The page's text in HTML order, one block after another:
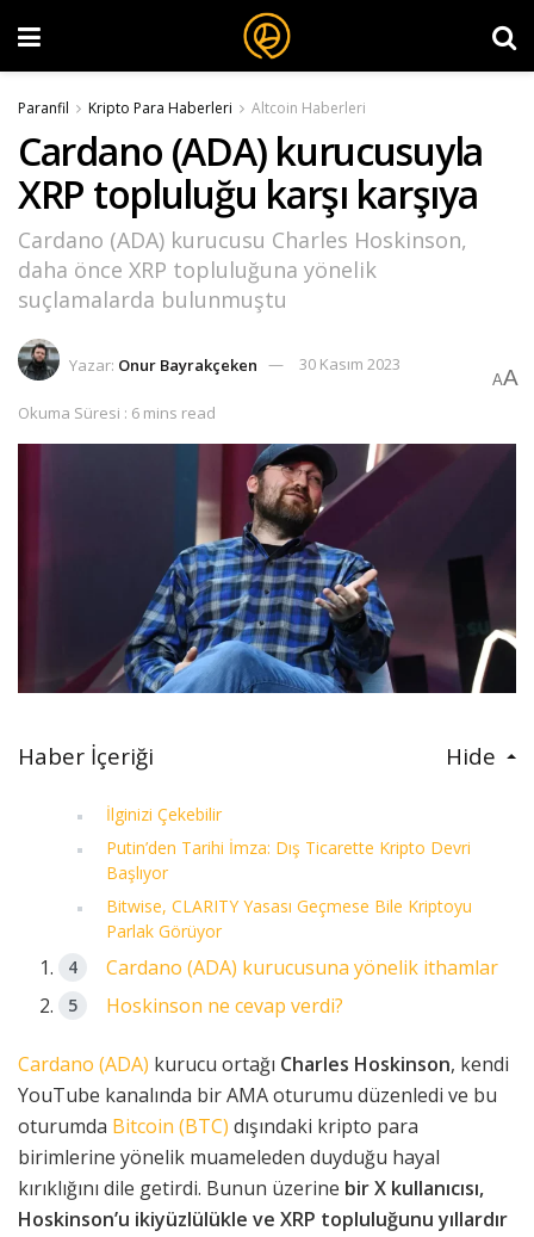
Paranfil Kripto Para Haberleri Altcoin Haberleri
Cardano (ADA) kurucusuyla
XRP topluluğu karşı karşıya
Cardano (ADA) kurucusu Charles Hoskinson,
daha önce XRP topluluğuna yönelik
suçlamalarda bulunmuştu
Yazar: Onur Bayrakçeken 30 Kasım 2023
Okuma Süresi : 6 mins read
AA
Haber İçeriği Hide
İlginizi Çekebilir
Putin’den Tarihi İmza: Dış Ticarette Kripto Devri
Başlıyor
Bitwise, CLARITY Yasası Geçmese Bile Kriptoyu
Parlak Görüyor
Cardano (ADA) kurucusuna yönelik ithamlar
Hoskinson ne cevap verdi?
Cardano (ADA) kurucu ortağı Charles Hoskinson, kendi
YouTube kanalında bir AMA oturumu düzenledi ve bu
oturumda Bitcoin (BTC) dışındaki kripto para
birimlerine yönelik muameleden duyduğu hayal
kırıklığını dile getirdi. Bunun üzerine bir X kullanıcısı,
Hoskinson’u ikiyüzlülükle ve XRP topluluğunu yıllardır